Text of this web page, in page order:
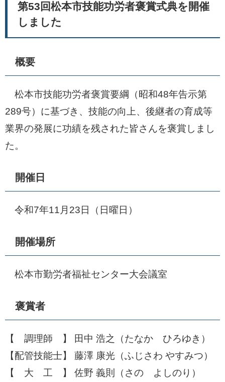
第53回松本市技能功労者褒賞式典を開催
しました
​概要
松本市技能功労者褒賞要綱（昭和48年告示第
289号）に基づき、技能の向上、後継者の育成等
業界の発展に功績を残された皆さんを褒賞しまし
た。
開催日
令和7年11月23日（日曜日）
開催場所
松本市勤労者福祉センター大会議室
褒賞者
【 調理師 】 田中 浩之（たなか ひろゆき）
【配管技能士】 藤澤 康光（ふじさわ やすみつ）
【 大 工 】 佐野 義則（さの よしのり）